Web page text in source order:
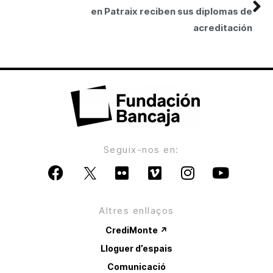
en Patraix reciben sus diplomas de
acreditación
Seguix-nos en:
Altres enllaços
CrediMonte ↗
Lloguer d’espais
Comunicació